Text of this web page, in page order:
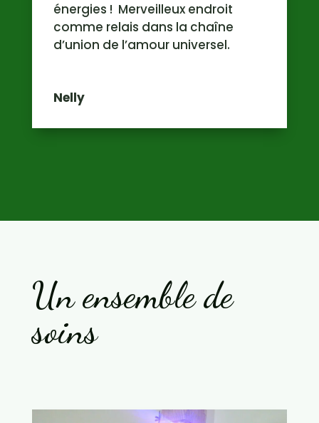
énergies ! Merveilleux endroit
comme relais dans la chaîne
d’union de l’amour universel.
Nelly
Un ensemble de
soins